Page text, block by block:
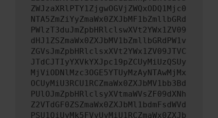
ZWJzaXRlPTY1ZjgwOGVjZWQxODQ1Mjc0
NTA5ZmZiYyZmaWx0ZXJbMF1bZmllbGRd
PWlzT3duJmZpbHRlclswXVt2YWx1ZV09
dHJ1ZSZmaWx0ZXJbMV1bZmllbGRdPW1v
ZGVsJmZpbHRlclsxXVt2YWx1ZV09JTVC
JTdCJTIyYXVkYXJpc19pZCUyMiUzQSUy
MjViODNlMzc3OGE5YTUyMzAyNTAwMjMx
OCUyMiU3RCU1RCZmaWx0ZXJbMV1bb3Bd
PUlOJmZpbHRlclsyXVtmaWVsZF09dXNh
Z2VTdGF0ZSZmaWx0ZXJbMl1bdmFsdWVd
PSU1QiUyMk5FVyUyMiU1RCZmaWx0ZXJb